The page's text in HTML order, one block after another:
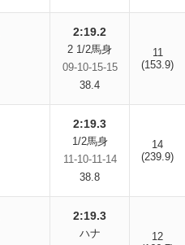
2:19.2
2 1/2馬身
09-10-15-15
38.4
11
(153.9)
2:19.3
1/2馬身
11-10-11-14
38.8
14
(239.9)
2:19.3
ハナ
12